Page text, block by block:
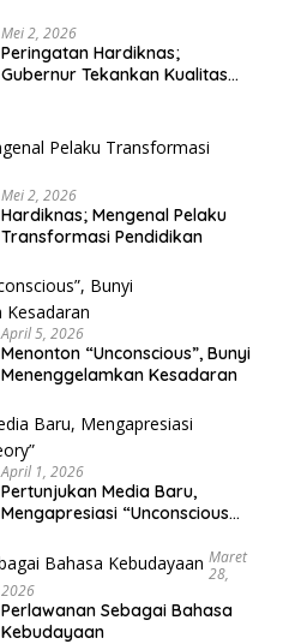
Mei 2, 2026
Peringatan Hardiknas;
Gubernur Tekankan Kualitas
Mei 2, 2026
Hardiknas; Mengenal Pelaku
Transformasi Pendidikan
April 5, 2026
Menonton “Unconscious”, Bunyi
Menenggelamkan Kesadaran
April 1, 2026
Pertunjukan Media Baru,
Mengapresiasi “Unconscious
Maret
28,
2026
Perlawanan Sebagai Bahasa
Kebudayaan